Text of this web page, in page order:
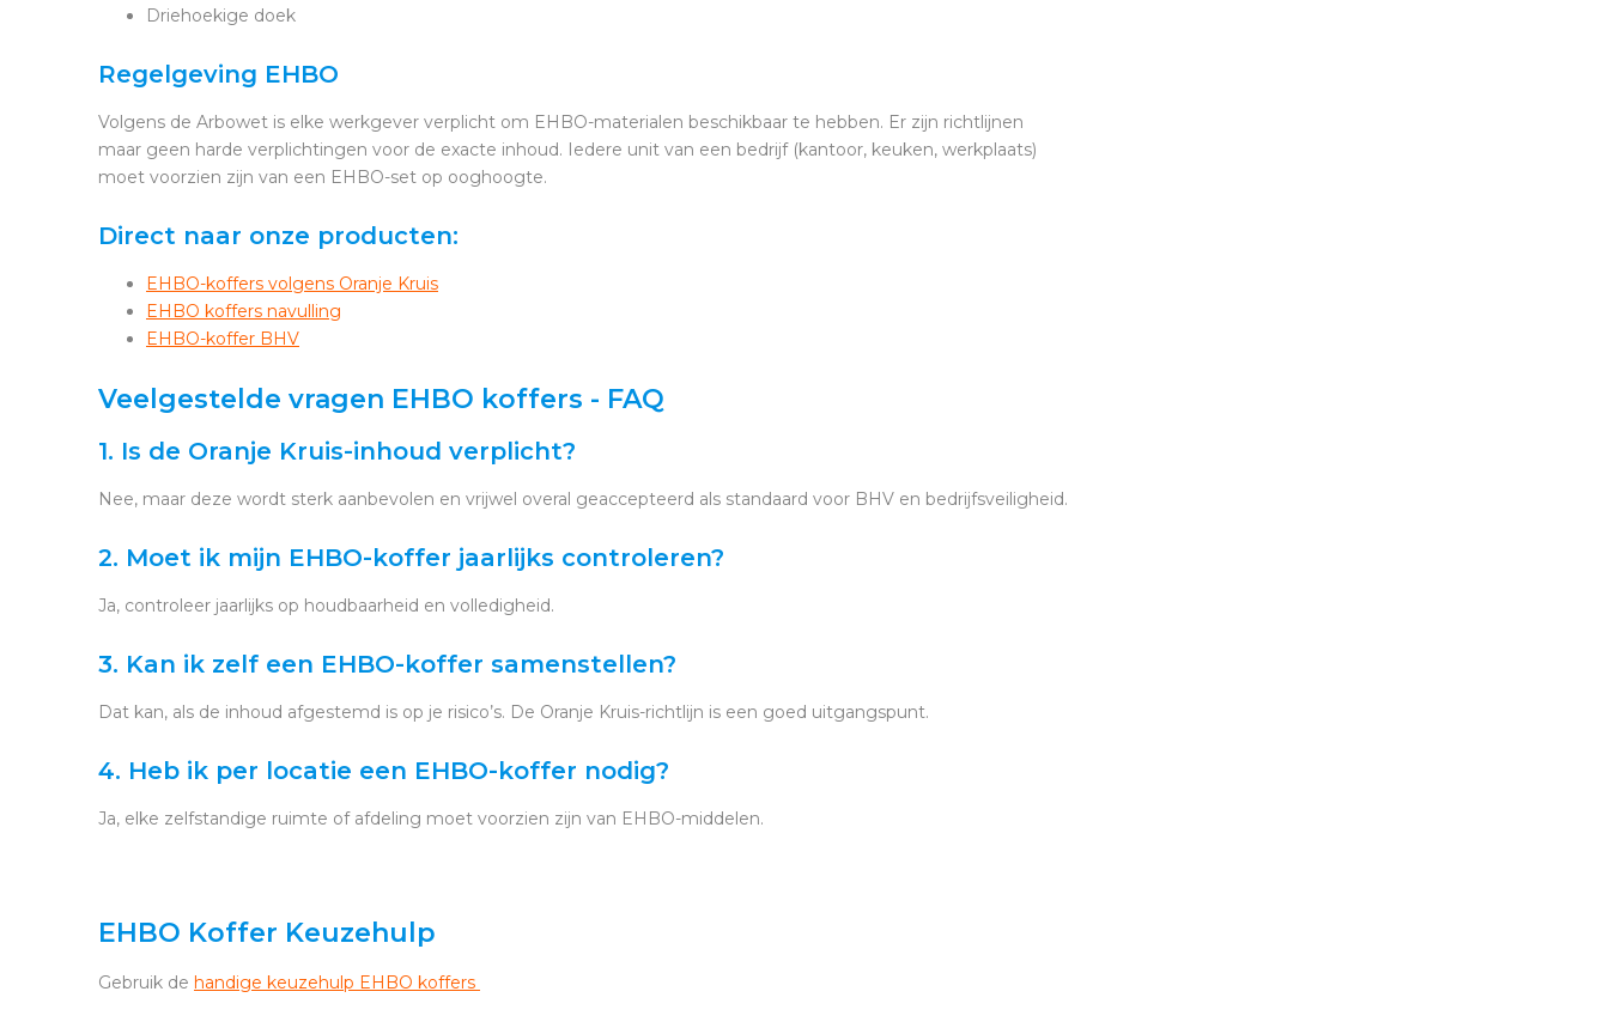
Driehoekige doek
Regelgeving EHBO
Volgens de Arbowet is elke werkgever verplicht om EHBO-materialen beschikbaar te hebben. Er zijn richtlijnen
maar geen harde verplichtingen voor de exacte inhoud. Iedere unit van een bedrijf (kantoor, keuken, werkplaats)
moet voorzien zijn van een EHBO-set op ooghoogte.
Direct naar onze producten:
EHBO-koffers volgens Oranje Kruis
EHBO koffers navulling
EHBO-koffer BHV
Veelgestelde vragen EHBO koffers - FAQ
1. Is de Oranje Kruis-inhoud verplicht?
Nee, maar deze wordt sterk aanbevolen en vrijwel overal geaccepteerd als standaard voor BHV en bedrijfsveiligheid.
2. Moet ik mijn EHBO-koffer jaarlijks controleren?
Ja, controleer jaarlijks op houdbaarheid en volledigheid.
3. Kan ik zelf een EHBO-koffer samenstellen?
Dat kan, als de inhoud afgestemd is op je risico’s. De Oranje Kruis-richtlijn is een goed uitgangspunt.
4. Heb ik per locatie een EHBO-koffer nodig?
Ja, elke zelfstandige ruimte of afdeling moet voorzien zijn van EHBO-middelen.
EHBO Koffer Keuzehulp
Gebruik de handige keuzehulp EHBO koffers